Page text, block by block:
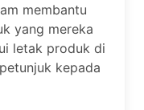
membantu
yang mereka
letak produk di
kepada